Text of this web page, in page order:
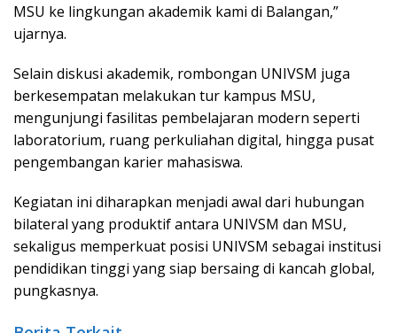
MSU ke lingkungan akademik kami di Balangan,”
ujarnya.
Selain diskusi akademik, rombongan UNIVSM juga
berkesempatan melakukan tur kampus MSU,
mengunjungi fasilitas pembelajaran modern seperti
laboratorium, ruang perkuliahan digital, hingga pusat
pengembangan karier mahasiswa.
Kegiatan ini diharapkan menjadi awal dari hubungan
bilateral yang produktif antara UNIVSM dan MSU,
sekaligus memperkuat posisi UNIVSM sebagai institusi
pendidikan tinggi yang siap bersaing di kancah global,
pungkasnya.